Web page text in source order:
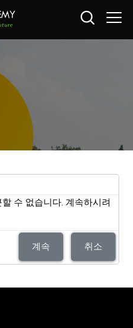
수 없습니다. 계속하시려
계속 취소